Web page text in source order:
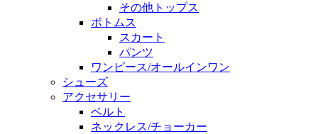
その他トップス
ボトムス
スカート
パンツ
ワンピース/オールインワン
シューズ
アクセサリー
ベルト
ネックレス/チョーカー